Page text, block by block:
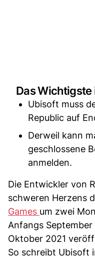
Das Wichtigste
Ubisoft muss
Republic auf
Derweil kann
geschlossene
anmelden.
Die Entwickler von
schweren Herzens
Games um zwei
Anfangs
Oktober 2021
So schreibt Ubisoft